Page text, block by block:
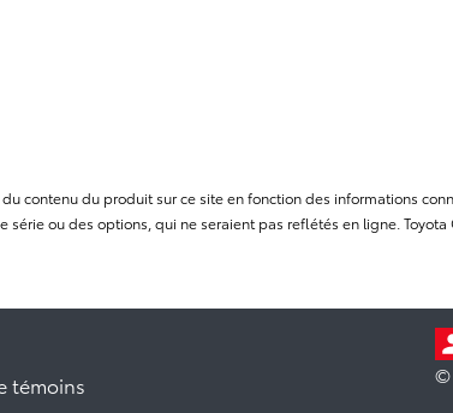
contenu du produit sur ce site en fonction des informations
ou des options, qui ne seraient pas reflétés en ligne.
témoins
©